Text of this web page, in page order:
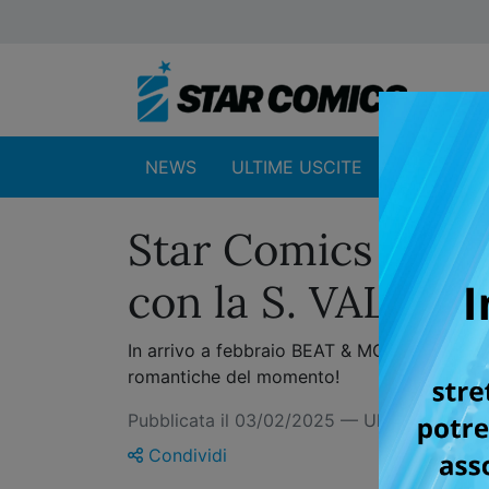
NEWS ULTIME USCITE
Star Comics
con la S.
In arrivo a febbraio BEAT & MOTION,
romantiche del momento!
Pubblicata il 03/02/2025 — Ultimo
Condividi